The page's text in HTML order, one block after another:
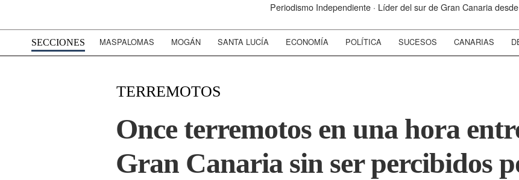
Periodismo Independiente · Líder del sur de Gran Canaria
SECCIONES MASPALOMAS MOGÁN SANTA LUCÍA ECONOMÍA POLÍTICA SUCESOS CANARIAS
TERREMOTOS
Once terremotos en una hora
Gran Canaria sin ser percibidos